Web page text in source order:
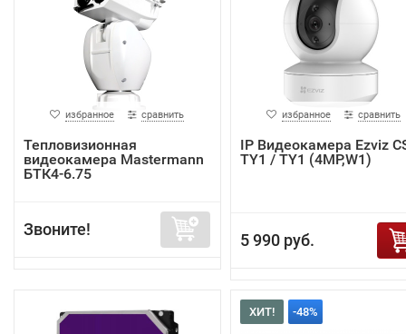
избранное сравнить
Тепловизионная
видеокамера Mastermann
БТК4-6.75
Звоните!
избранное сравнить
IP Видеокамера Ezviz
TY1 / TY1 (4MP,W1)
5 990 руб.
ХИТ! -48%